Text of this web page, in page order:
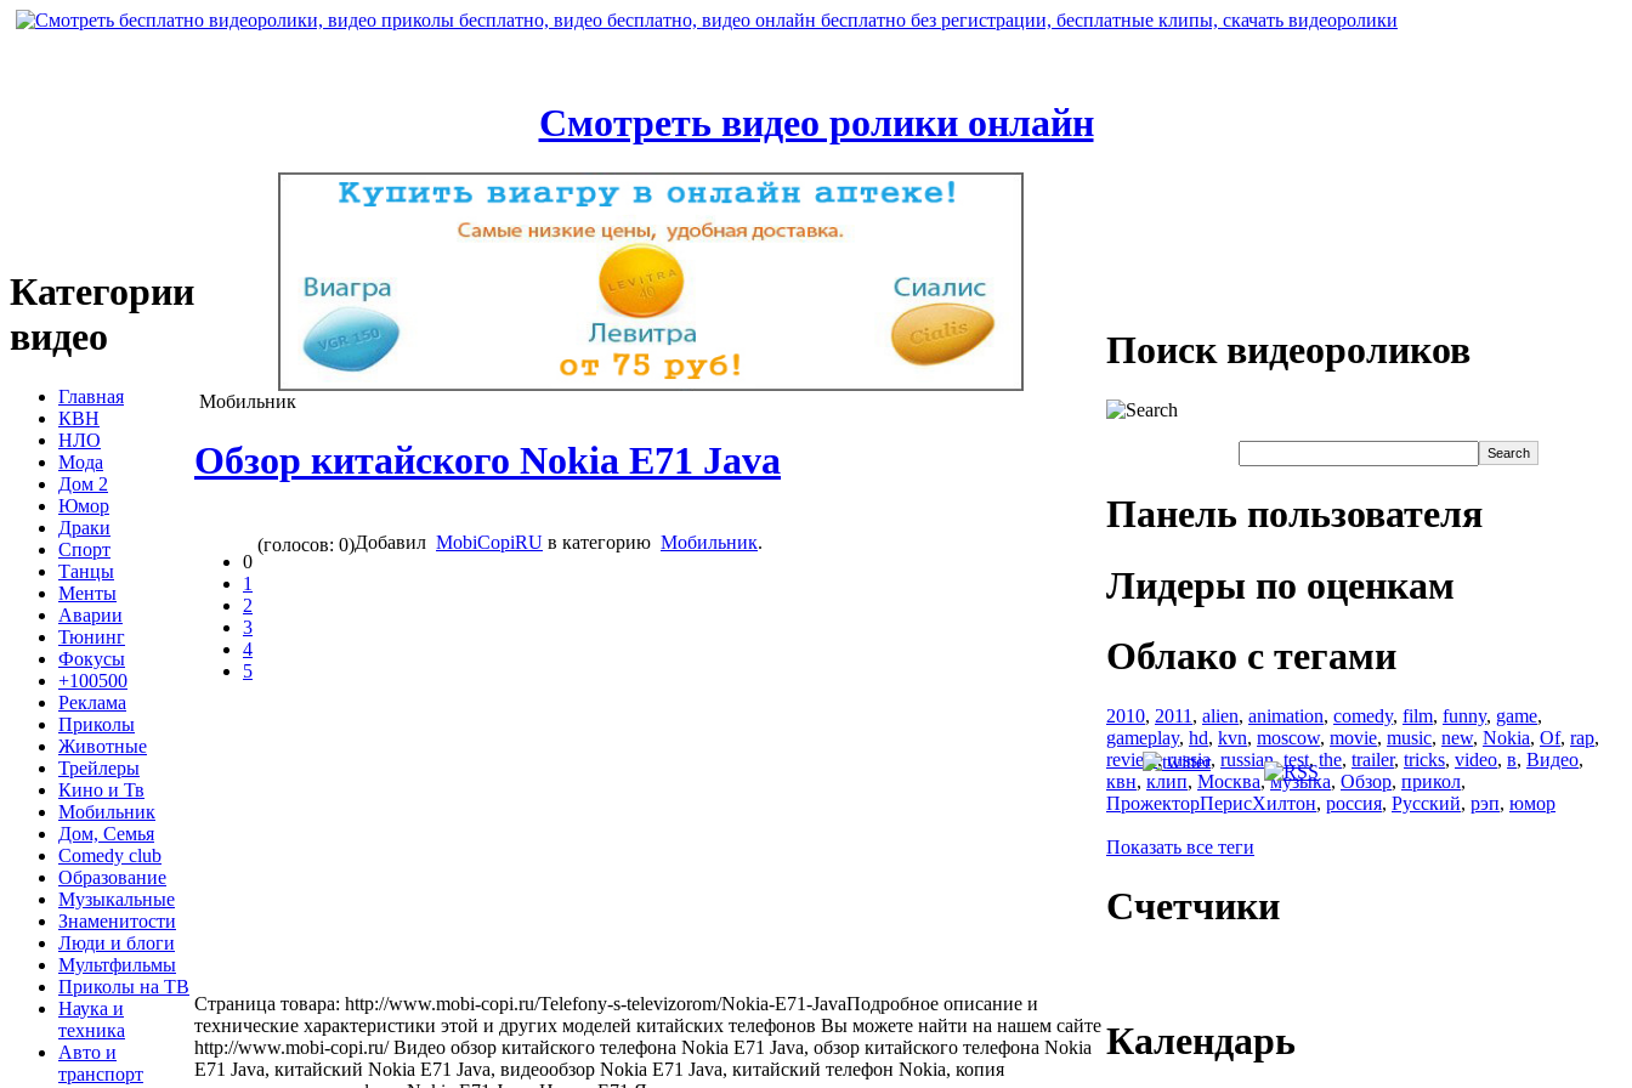
Смотреть видео ролики онлайн
Категории
видео
Главная
КВН
НЛО
Мода
Дом 2
Юмор
Драки
Спорт
Танцы
Менты
Аварии
Тюнинг
Фокусы
+100500
Реклама
Приколы
Животные
Трейлеры
Кино и Тв
Мобильник
Дом, Семья
Comedy club
Образование
Музыкальные
Знаменитости
Люди и блоги
Мультфильмы
Приколы на ТВ
Наука и
техника
Авто и
транспорт
Мобильник
Обзор китайского Nokia E71 Java
0
1
2
3
4
5
(голосов: 0)Добавил MobiCopiRU в категорию Мобильник.
Страница товара: http://www.mobi-copi.ru/Telefony-s-televizorom/Nokia-E71-JavaПодробное описание и
технические характеристики этой и других моделей китайских телефонов Вы можете найти на нашем сайте
http://www.mobi-copi.ru/ Видео обзор китайского телефона Nokia E71 Java, обзор китайского телефона Nokia
E71 Java, китайский Nokia E71 Java, видеообзор Nokia E71 Java, китайский телефон Nokia, копия
Поиск видеороликов
Панель пользователя
Лидеры по оценкам
Облако с тегами
2010, 2011 , alien, animation, comedy, film, funny, game,
gameplay, hd, kvn, moscow, movie, music, new, Nokia, Of, rap,
review,russia, russian,test, the, trailer, tricks, video, в, Видео,
квн, клип, Москва,музыка, Обзор, прикол,
ПрожекторПерисХилтон, россия, Русский, рэп, юмор
Показать все теги
Счетчики
Календарь